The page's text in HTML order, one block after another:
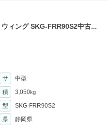
ィング SKG-FRR90S2中古...
サ
中型
積 3,050kg
型
SKG-FRR90S2
県 静岡県